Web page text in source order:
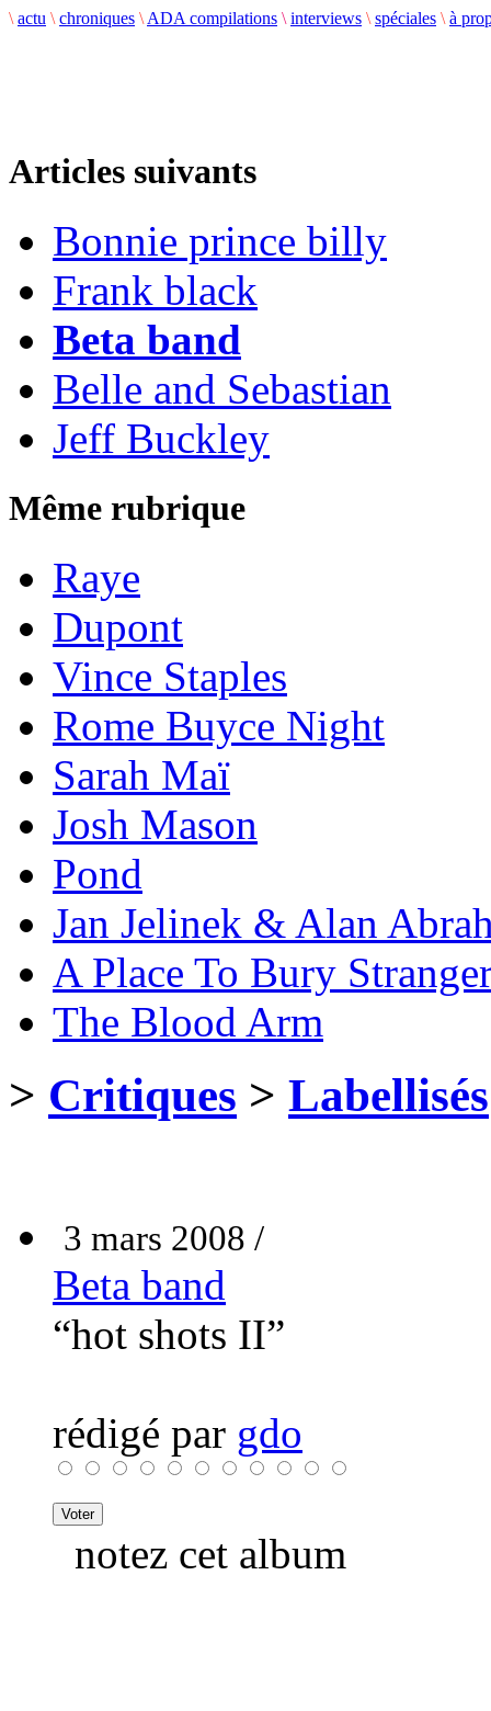
\ actu \ chroniques \ ADA compilations \ interviews \ spéciales \ à
Articles suivants
Bonnie prince billy
Frank black
Beta band
Belle and Sebastian
Jeff Buckley
Même rubrique
Raye
Dupont
Vince Staples
Rome Buyce Night
Sarah Maï
Josh Mason
Pond
Jan Jelinek & Alan
A Place To Bury
The Blood Arm
> Critiques > Labellisés
3 mars 2008 /
Beta band
“hot shots II”
rédigé par gdo
notez cet album